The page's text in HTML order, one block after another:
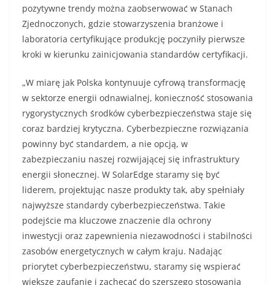
pozytywne trendy można zaobserwować w Stanach
Zjednoczonych, gdzie stowarzyszenia branżowe i
laboratoria certyfikujące produkcję poczyniły pierwsze
kroki w kierunku zainicjowania standardów certyfikacji.
„W miarę jak Polska kontynuuje cyfrową transformację
w sektorze energii odnawialnej, konieczność stosowania
rygorystycznych środków cyberbezpieczeństwa staje się
coraz bardziej krytyczna. Cyberbezpieczne rozwiązania
powinny być standardem, a nie opcją, w
zabezpieczaniu naszej rozwijającej się infrastruktury
energii słonecznej. W SolarEdge staramy się być
liderem, projektując nasze produkty tak, aby spełniały
najwyższe standardy cyberbezpieczeństwa. Takie
podejście ma kluczowe znaczenie dla ochrony
inwestycji oraz zapewnienia niezawodności i stabilności
zasobów energetycznych w całym kraju. Nadając
priorytet cyberbezpieczeństwu, staramy się wspierać
większe zaufanie i zachęcać do szerszego stosowania